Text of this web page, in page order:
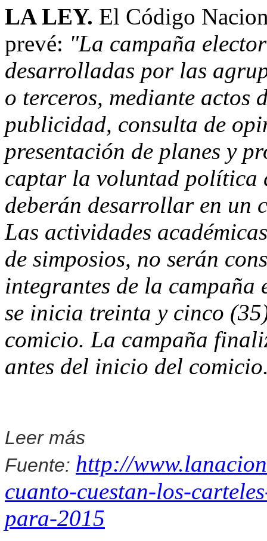
LA LEY. El Código
prevé: "La campaña
desarrolladas por las
o terceros, mediante actos
publicidad, consulta de
presentación de planes y
captar la voluntad política
deberán desarrollar en un
Las actividades
de simposios, no serán
integrantes de la
se inicia treinta y cinco
comicio. La campaña
antes del inicio del
Leer más
Fuente: http://
cuanto-cuestan-los-
para-2015